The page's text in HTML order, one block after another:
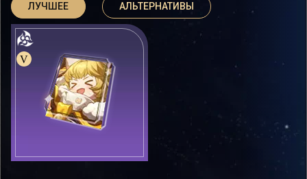
ЛУЧШЕЕ АЛЬТЕРНАТИВЫ
V